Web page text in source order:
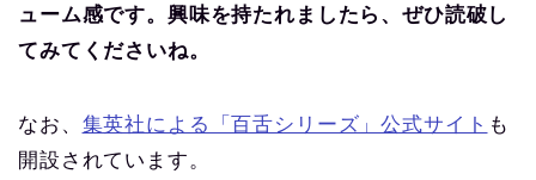
ューム感です。興味を持たれましたら、ぜひ読破し
てみてくださいね。
なお、 集英社による「百舌シリーズ」公式サイト も
開設されています。